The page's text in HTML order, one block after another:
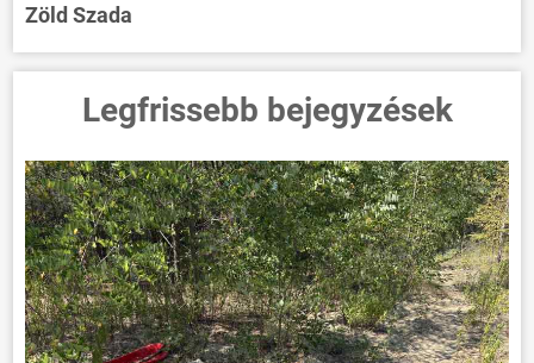
Zöld Szada
Legfrissebb bejegyzések